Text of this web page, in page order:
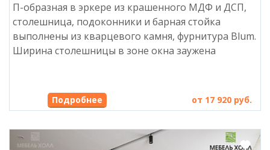
П-образная в эркере из крашенного МДФ и ДСП,
столешница, подоконники и барная стойка
выполнены из кварцевого камня, фурнитура Blum.
Ширина столешницы в зоне окна заужена
Подробнее от 17 920 руб.